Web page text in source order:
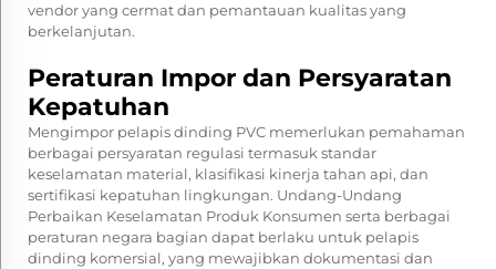
vendor yang cermat dan pemantauan kualitas yang
berkelanjutan.
Peraturan Impor dan Persyaratan
Kepatuhan
Mengimpor pelapis dinding PVC memerlukan pemahaman
berbagai persyaratan regulasi termasuk standar
keselamatan material, klasifikasi kinerja tahan api, dan
sertifikasi kepatuhan lingkungan. Undang-Undang
Perbaikan Keselamatan Produk Konsumen serta berbagai
peraturan negara bagian dapat berlaku untuk pelapis
dinding komersial, yang mewajibkan dokumentasi dan